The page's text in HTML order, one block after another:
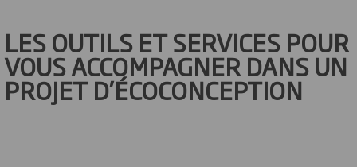
LES OUTILS ET SERVICES POUR
VOUS ACCOMPAGNER DANS UN
PROJET D’ÉCOCONCEPTION